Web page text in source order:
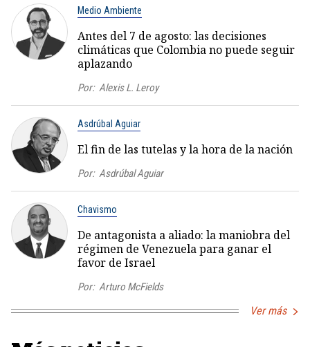
Medio Ambiente
Antes del 7 de agosto: las decisiones
climáticas que Colombia no puede seguir
aplazando
Por: Alexis L. Leroy
Asdrúbal Aguiar
El fin de las tutelas y la hora de la nación
Por: Asdrúbal Aguiar
Chavismo
De antagonista a aliado: la maniobra del
régimen de Venezuela para ganar el
favor de Israel
Por: Arturo McFields
Ver más